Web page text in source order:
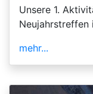
Unsere 1.
Neujahrstreffen
mehr...